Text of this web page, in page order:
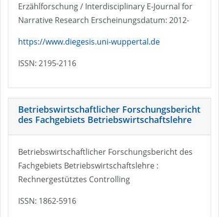
Erzählforschung / Interdisciplinary E-Journal for
Narrative Research Erscheinungsdatum: 2012-
https://www.diegesis.uni-wuppertal.de
ISSN: 2195-2116
Betriebswirtschaftlicher Forschungsbericht
des Fachgebiets Betriebswirtschaftslehre
Betriebswirtschaftlicher Forschungsbericht des
Fachgebiets Betriebswirtschaftslehre :
Rechnergestütztes Controlling
ISSN: 1862-5916